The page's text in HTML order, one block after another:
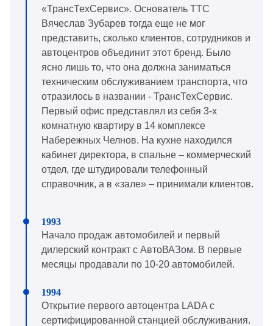
«ТрансТехСервис». Основатель ТТС
Вячеслав Зубарев тогда еще не мог
представить, сколько клиентов, сотрудников и
автоцентров объединит этот бренд. Было
ясно лишь то, что она должна заниматься
техническим обслуживанием транспорта, что
отразилось в названии - ТрансТехСервис.
Первый офис представлял из себя 3-х
комнатную квартиру в 14 комплексе
Набережных Челнов. На кухне находился
кабинет директора, в спальне – коммерческий
отдел, где штудировали телефонный
справочник, а в «зале» – принимали клиентов.
Начало продаж автомобилей и первый
дилерский контракт с АвтоВАЗом. В первые
месяцы продавали по 10-20 автомобилей.
Открытие первого автоцентра LADA с
сертифицированной станцией обслуживания.